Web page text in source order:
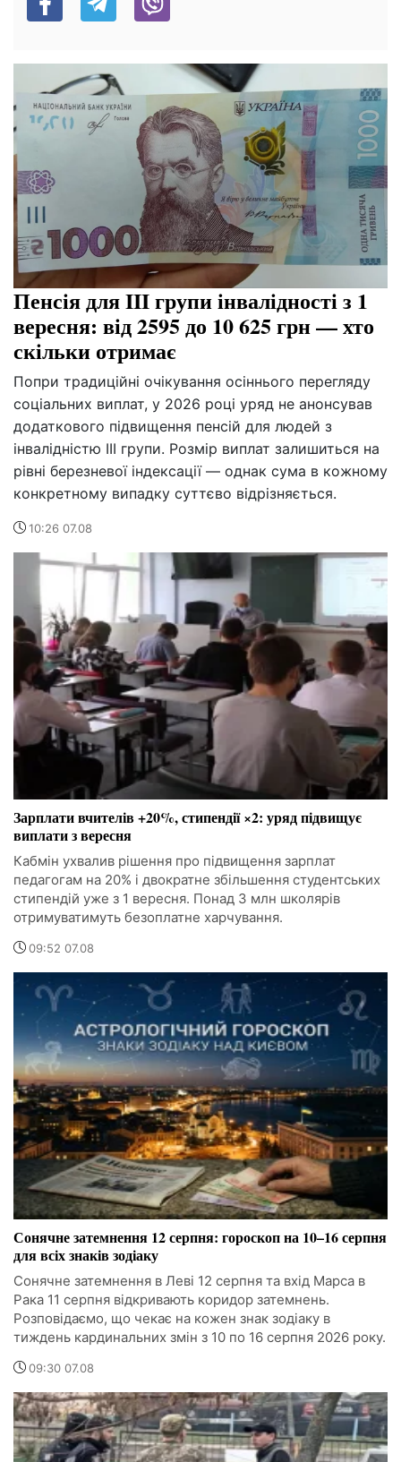
Пенсія для III групи інвалідності з 1
вересня: від 2595 до 10 625 грн — хто
скільки отримає
Попри традиційні очікування осіннього перегляду
соціальних виплат, у 2026 році уряд не анонсував
додаткового підвищення пенсій для людей з
інвалідністю III групи. Розмір виплат залишиться на
рівні березневої індексації — однак сума в кожному
конкретному випадку суттєво відрізняється.
10:26 07.08
Зарплати вчителів +20%, стипендії ×2: уряд підвищує
виплати з вересня
Кабмін ухвалив рішення про підвищення зарплат
педагогам на 20% і двократне збільшення студентських
стипендій уже з 1 вересня. Понад 3 млн школярів
отримуватимуть безоплатне харчування.
09:52 07.08
Сонячне затемнення 12 серпня: гороскоп на 10–16 серпня
для всіх знаків зодіаку
Сонячне затемнення в Леві 12 серпня та вхід Марса в
Рака 11 серпня відкривають коридор затемнень.
Розповідаємо, що чекає на кожен знак зодіаку в
тиждень кардинальних змін з 10 по 16 серпня 2026 року.
09:30 07.08